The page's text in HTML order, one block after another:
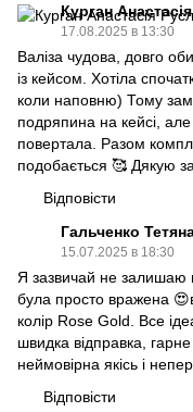
Курган
17.08.2025 в 13:30
Валіза чудова, довго
із кейсом. Хотіла
коли наповню) Тому
подряпина на кейсі,
повертала. Разом
подобається 🥰 Дякую
Відповісти
Гальченко
15.07.2025 в 18:30
Я зазвичай не залишаю
була просто вражена
колір Rose Gold. Все
швидка відправка, гарне
неймовірна якісь і
Відповісти